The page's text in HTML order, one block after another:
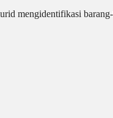
mengidentifikasi